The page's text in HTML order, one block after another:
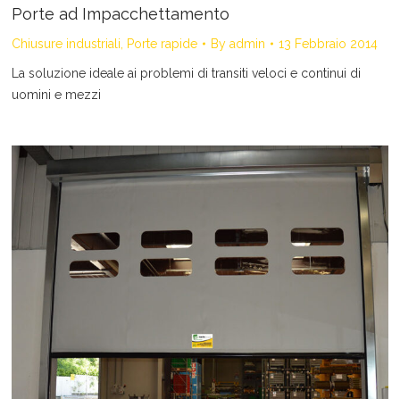
Porte ad Impacchettamento
Chiusure industriali Porte rapide By admin 13 Febbraio 2014
La soluzione ideale ai problemi di transiti veloci e continui di
uomini e mezzi